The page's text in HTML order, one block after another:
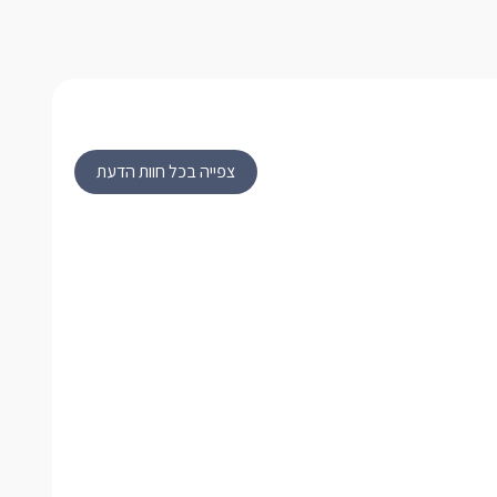
צפייה בכל חוות הדעת